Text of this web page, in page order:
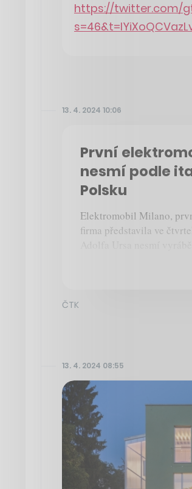
https://twitter.com/
13. 4. 2024 10:06
První
nesmí podle
Polsku
Elektromobil Milano,
firma představila ve
ČTK
13. 4. 2024 08:55